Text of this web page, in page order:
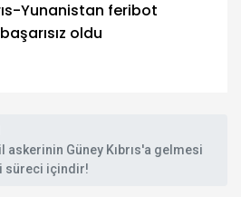
Yunanistan feribot
oldu
askerinin Güney Kıbrıs'a gelmesi
süreci içindir!